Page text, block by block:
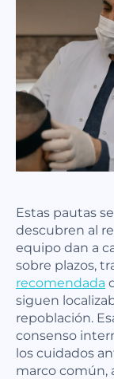
Estas pautas
descubren al
equipo dan a
sobre plazos,
recomendada
siguen
repoblación.
consenso
los cuidados
marco común,